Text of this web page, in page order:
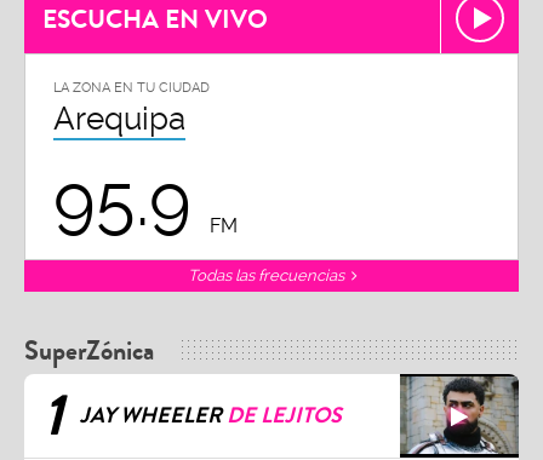
ESCUCHA EN VIVO
LA ZONA EN TU CIUDAD
Arequipa
95.9 FM
Todas las frecuencias
SuperZónica
1 JAY WHEELERDE LEJITOS